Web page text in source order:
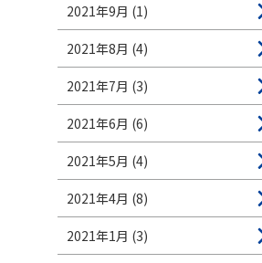
2021年9月 (1)
2021年8月 (4)
2021年7月 (3)
2021年6月 (6)
2021年5月 (4)
2021年4月 (8)
2021年1月 (3)